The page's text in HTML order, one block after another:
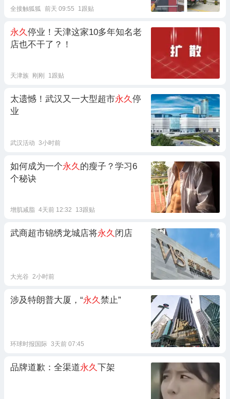
全接触狐狐 前天 09:55 1跟贴
永久 停业！天津这家10多年知名老
店也不干了？！
天津族 刚刚 1跟贴
太遗憾！武汉又一大型超市永久停
业
武汉活动 3小时前
如何成为一个永久 的瘦子？学习6
个秘诀
增肌减脂 4天前 12:32 13跟贴
武商超市锦绣龙城店将永久闭店
大光谷 2小时前
涉及特朗普大厦，“永久禁止”
环球时报国际 3天前 07:45
品牌道歉：全渠道永久下架